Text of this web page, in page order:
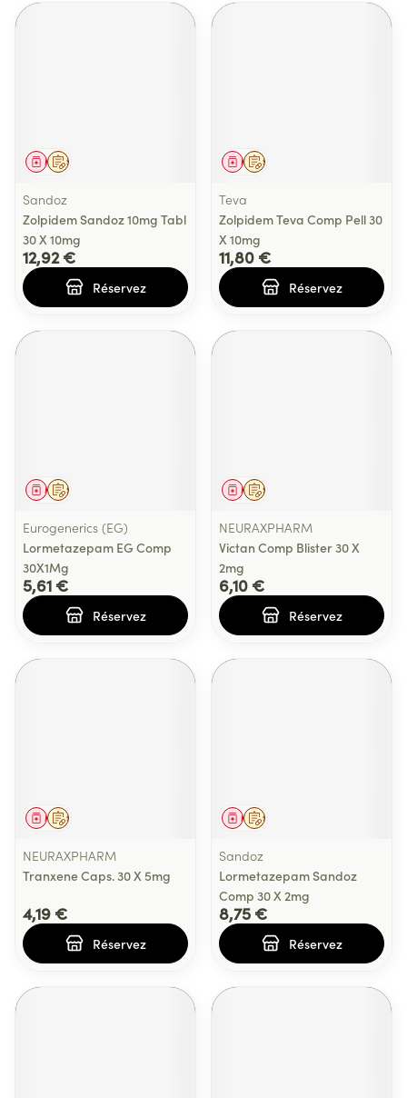
Sur prescription
Médicament
Sandoz
Zolpidem Sandoz 10mg Tabl
30 X 10mg
12,92 €
Réservez
Sur prescription
Médicament
Teva
Zolpidem Teva Comp Pell 30
X 10mg
11,80 €
Réservez
Sur prescription
Médicament
Eurogenerics (EG)
Lormetazepam EG Comp
30X1Mg
5,61 €
Réservez
Sur prescription
Médicament
NEURAXPHARM
Victan Comp Blister 30 X
2mg
6,10 €
Réservez
Sur prescription
Médicament
NEURAXPHARM
Tranxene Caps. 30 X 5mg
4,19 €
Réservez
Sur prescription
Médicament
Sandoz
Lormetazepam Sandoz
Comp 30 X 2mg
8,75 €
Réservez